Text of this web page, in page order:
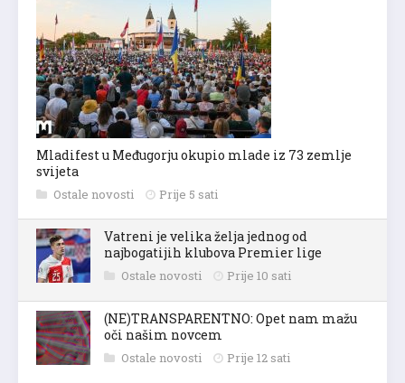
Mladifest u Međugorju okupio mlade iz 73 zemlje
svijeta
Ostale novosti Prije 5 sati
Vatreni je velika želja jednog od
najbogatijih klubova Premier lige
Ostale novosti Prije 10 sati
(NE)TRANSPARENTNO: Opet nam mažu
oči našim novcem
Ostale novosti Prije 12 sati